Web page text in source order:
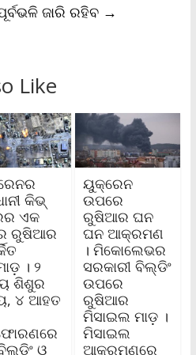
ଜାରି ରହିବ →
Like
କିଭ୍‌
ଏକ
ରୁଷିଆର
। ୨
ଶିଶୁର
୪ ଆହତ
ଓ
ୟୁକ୍ରେନ
ଉପରେ
ରୁଷିଆର ଘନ
ଘନ ଆକ୍ରମଣ
। ମିକୋଲେଭର
ସରକାରୀ ବିଲ୍ଡିଂ
ଉପରେ
ରୁଷିଆର
ମିସାଇଲ ମାଡ଼ ।
ମିସାଇଲ
ଆକ୍ରମଣରେ